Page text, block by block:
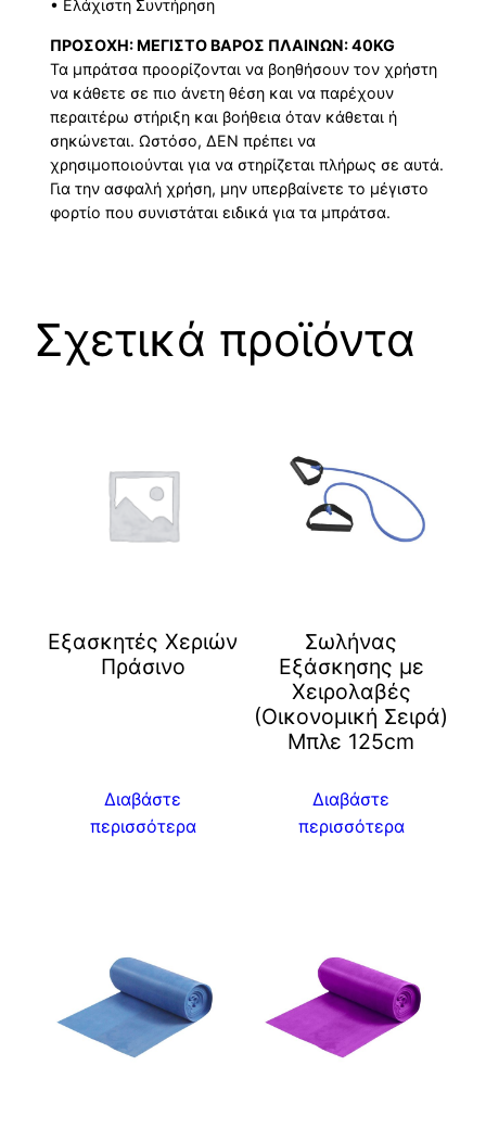
• Ελάχιστη Συντήρηση
ΠΡΟΣΟΧΗ: ΜΕΓΙΣΤΟ ΒΑΡΟΣ ΠΛΑΙΝΩΝ: 40KG
Τα μπράτσα προορίζονται να βοηθήσουν τον χρήστη
να κάθετε σε πιο άνετη θέση και να παρέχουν
περαιτέρω στήριξη και βοήθεια όταν κάθεται ή
σηκώνεται. Ωστόσο, ΔΕΝ πρέπει να
χρησιμοποιούνται για να στηρίζεται πλήρως σε αυτά.
Για την ασφαλή χρήση, μην υπερβαίνετε το μέγιστο
φορτίο που συνιστάται ειδικά για τα μπράτσα.
Σχετικά προϊόντα
Εξασκητές Χεριών
Πράσινο
Διαβάστε
περισσότερα
Σωλήνας
Εξάσκησης με
Χειρολαβές
(Οικονομική Σειρά)
Μπλε 125cm
Διαβάστε
περισσότερα